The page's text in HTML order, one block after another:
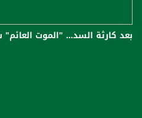
بعد كارثة السد... "الموت